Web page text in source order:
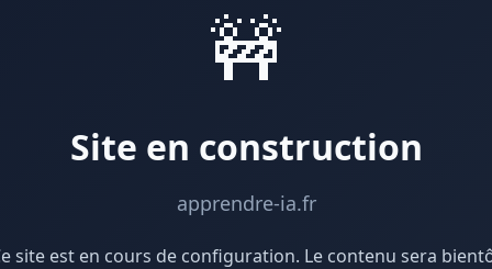
🚧
Site en construction
apprendre-ia.fr
site est en cours de configuration. Le contenu sera